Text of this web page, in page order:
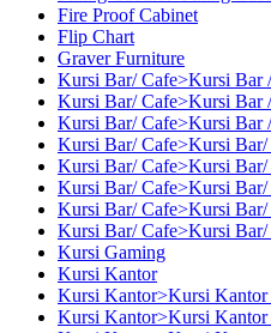
Fire Proof Cabinet
Flip Chart
Graver Furniture
Kursi Bar/ Cafe>Kursi Bar
Kursi Bar/ Cafe>Kursi Bar
Kursi Bar/ Cafe>Kursi Bar
Kursi Bar/ Cafe>Kursi Bar/
Kursi Bar/ Cafe>Kursi Bar/
Kursi Bar/ Cafe>Kursi Bar/
Kursi Bar/ Cafe>Kursi Bar/
Kursi Bar/ Cafe>Kursi Bar/
Kursi Gaming
Kursi Kantor
Kursi Kantor>Kursi Kantor
Kursi Kantor>Kursi Kantor